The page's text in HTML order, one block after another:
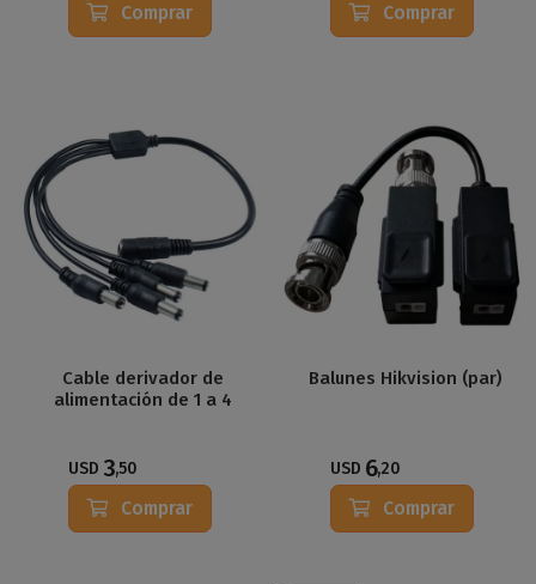
Comprar Comprar
Cable derivador de
alimentación de 1 a 4
USD 3,50
Comprar
Balunes Hikvision (par)
USD 6,20
Comprar